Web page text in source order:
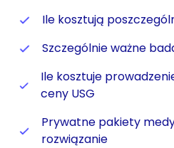
Ile kosztują
Szczególnie ważne
Ile kosztuje
ceny USG
Prywatne pakiety
rozwiązanie